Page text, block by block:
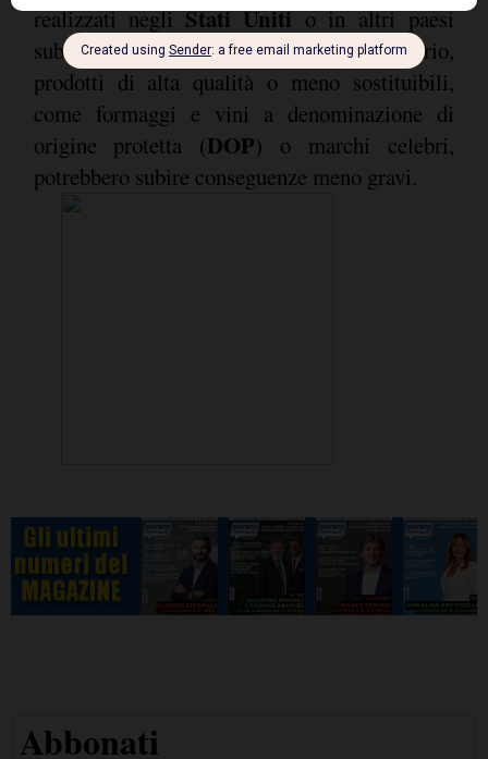
realizzati negliStati Unitio in altri paesi
subirebbero l'impatto maggiore. Al contrario,
prodotti di alta qualità o meno sostituibili,
come formaggi e vini a denominazione di
origine protetta (DOP) o marchi celebri,
potrebbero subire conseguenze meno gravi.